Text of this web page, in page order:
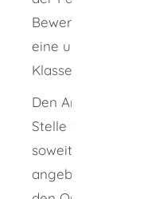
Bewerberin oder der
eine unbefristete
Klasse BE.
Den Antrag müssen
Stelle für Ihren
soweit dies von der
angeboten wird, als